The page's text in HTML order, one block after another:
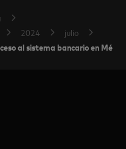
2024 julio
al sistema bancario en